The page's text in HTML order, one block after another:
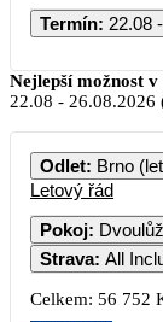
Termín: 22.08
Nejlepší možnost
22.08 - 26.08.2026
Odlet: Brno
Letový řád
Pokoj:
Strava: All
Celkem: 56 752